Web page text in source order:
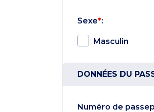
Sexe*:
Masculin
DONNÉES DU
Numéro de